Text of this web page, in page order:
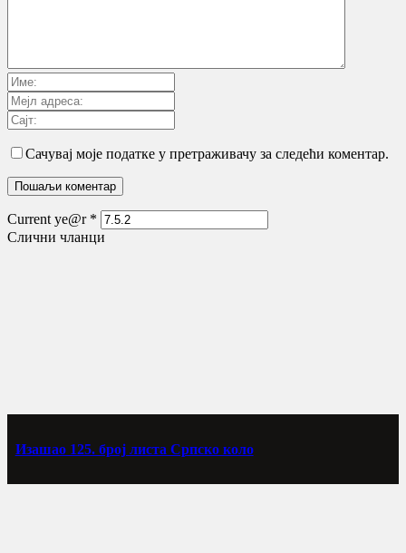
Сачувај моје податке у претраживачу за следећи коментар.
Current ye@r *
Слични чланци
Изашао 125. број листа Српско коло